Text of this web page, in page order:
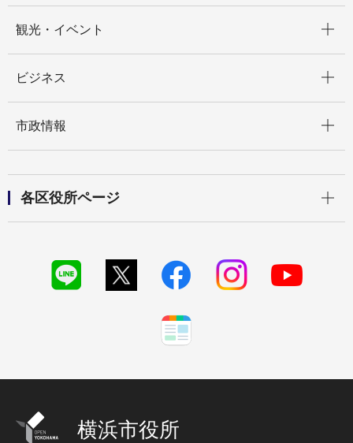
観光・イベント
ビジネス
市政情報
各区役所ページ
横浜市役所